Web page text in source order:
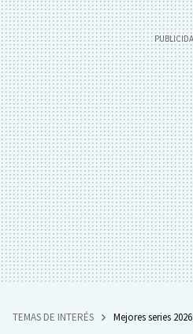
TEMAS DE INTERÉS Mejores series 2026